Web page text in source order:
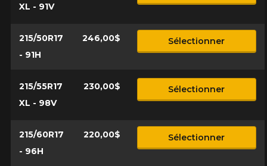
XL - 91V
215/50R17
- 91H
246,00$ Sélectionner
215/55R17
XL - 98V
230,00$ Sélectionner
215/60R17
- 96H
220,00$ Sélectionner